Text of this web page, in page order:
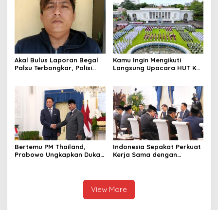
Terbaik Dunia
Diringkus dan Barang Bukti
1,1 Ton Rp119 Miliar
Dimusnahkan
Akal Bulus Laporan Begal
Palsu Terbongkar, Polisi
Kamu Ingin Mengikuti
Langsung Upacara HUT Ke-
Pendaftaran Resminya di
Sini
Bertemu PM Thailand,
Prabowo Ungkapkan Duka
Indonesia Sepakat Perkuat
Kerja Sama dengan
View More